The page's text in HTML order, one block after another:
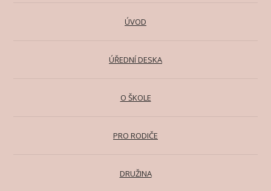
ÚVOD
ÚŘEDNÍ DESKA
O ŠKOLE
PRO RODIČE
DRUŽINA